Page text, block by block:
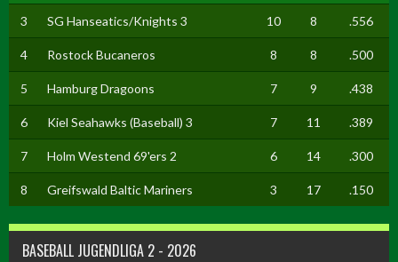
3 SG Hanseatics/Knights 3 10 8 .556
4 Rostock Bucaneros 8 8 .500
5 Hamburg Dragoons 7 9 .438
6 Kiel Seahawks (Baseball) 3 7 11 .389
7 Holm Westend 69'ers 2 6 14 .300
8 Greifswald Baltic Mariners 3 17 .150
BASEBALL JUGENDLIGA 2 - 2026